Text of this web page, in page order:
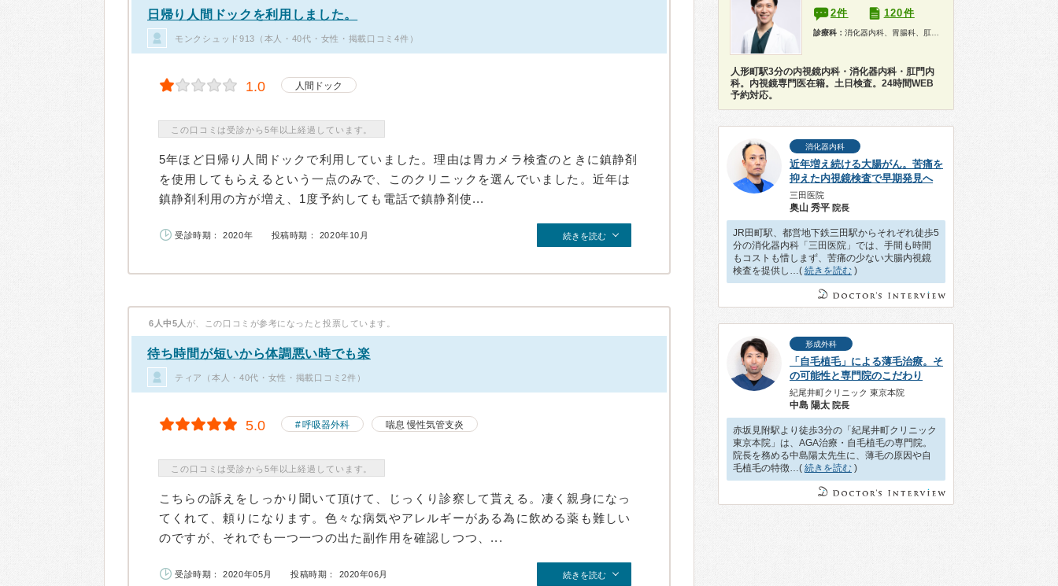
日帰り人間ドックを利用しました。
モンクシュッド913（本人・40代・女性・掲載口コミ4件）
1.0 人間ドック
この口コミは受診から5年以上経過しています。
5年ほど日帰り人間ドックで利用していました。理由は胃カメラ検査のときに鎮静剤
を使用してもらえるという一点のみで、このクリニックを選んでいました。近年は
鎮静剤利用の方が増え、1度予約しても電話で鎮静剤使...
受診時期： 2020年 投稿時期： 2020年10月 続きを読む
6人中5人 が、この口コミが参考になったと投票しています。
待ち時間が短いから体調悪い時でも楽
ティア（本人・40代・女性・掲載口コミ2件）
5.0 呼吸器外科 喘息 慢性気管支炎
この口コミは受診から5年以上経過しています。
こちらの訴えをしっかり聞いて頂けて、じっくり診察して貰える。凄く親身になっ
てくれて、頼りになります。色々な病気やアレルギーがある為に飲める薬も難しい
のですが、それでも一つ一つの出た副作用を確認しつつ、...
受診時期： 2020年05月 投稿時期： 2020年06月 続きを読む
2件 120件
診療科： 消化器内科、胃腸科、肛門科、内視鏡
人形町駅3分の内視鏡内科・消化器内科・肛門内
科。内視鏡専門医在籍。土日検査。24時間WEB
予約対応。
消化器内科
近年増え続ける大腸がん。苦痛を
抑えた内視鏡検査で早期発見へ
三田医院
奥山 秀平 院長
JR田町駅、都営地下鉄三田駅からそれぞれ徒歩5
分の消化器内科「三田医院」では、手間も時間
もコストも惜しまず、苦痛の少ない大腸内視鏡
検査を提供し…( 続きを読む )
形成外科
「自毛植毛」による薄毛治療。そ
の可能性と専門院のこだわり
紀尾井町クリニック 東京本院
中島 陽太 院長
赤坂見附駅より徒歩3分の「紀尾井町クリニック
東京本院」は、AGA治療・自毛植毛の専門院。
院長を務める中島陽太先生に、薄毛の原因や自
毛植毛の特徴…( 続きを読む )